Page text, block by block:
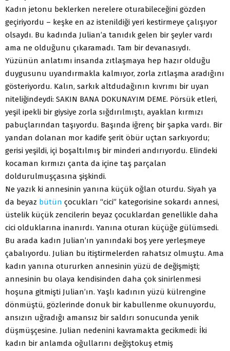
Kadın jetonu beklerken nerelere oturabileceğini gözden
geçiriyordu – keşke en az istenildiği yeri kestirmeye çalışıyor
olsaydı. Bu kadında Julian’a tanıdık gelen bir şeyler vardı
ama ne olduğunu çıkaramadı. Tam bir devanasıydı.
Yüzünün anlatımı insanda zıtlaşmaya hep hazır olduğu
duygusunu uyandırmakla kalmıyor, zorla zıtlaşma aradığını
gösteriyordu. Kalın, sarkık altdudağının kıvrımı bir uyan
niteliğindeydi: SAKIN BANA DOKUNAYIM DEME. Pörsük etleri,
yeşil ipekli bir giysiye zorla sığdırılmıştı, ayaklan kırmızı
pabuçlarından taşıyordu. Başında iğrenç bir şapka vardı. Bir
yandan dolanan mor kadife şerit öbür uçtan sarkıyordu;
gerisi yeşildi, içi boşaltılmış bir minderi andırıyordu. Elindeki
kocaman kırmızı çanta da içine taş parçalan
doldurulmuşçasına şişkindi.
Ne yazık ki annesinin yanına küçük oğlan oturdu. Siyah ya
da beyaz bütün çocukları “cici” kategorisine sokardı annesi,
üstelik küçük zencilerin beyaz çocuklardan genellikle daha
cici olduklarına inanırdı. Yanına oturan küçüğe gülümsedi.
Bu arada kadın Julian’ın yanındaki boş yere yerleşmeye
çabalıyordu. Julian bu itiştirmelerden rahatsız olmuştu. Ama
kadın yanına otururken annesinin yüzü de değişmişti;
annesinin bu olaya kendisinden daha çok sinirlenmesi
hoşuna gitmişti Julian’ın. Yaşlı kadının yüzü külrengine
dönmüştü, gözlerinde donuk bir kabullenme okunuyordu,
ansızın uğradığı amansız bir saldırı sonucunda yenik
düşmüşçesine. Julian nedenini kavramakta gecikmedi: İki
kadın bir anlamda oğullarını değiştokuş etmiş